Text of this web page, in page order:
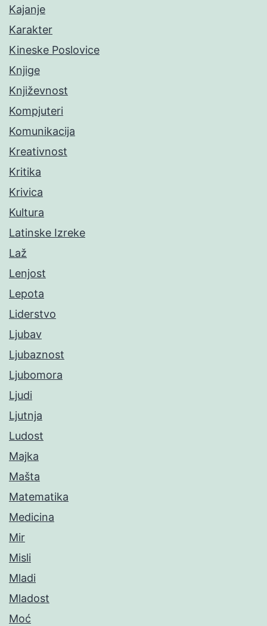
Kajanje
Karakter
Kineske Poslovice
Knjige
Književnost
Kompjuteri
Komunikacija
Kreativnost
Kritika
Krivica
Kultura
Latinske Izreke
Laž
Lenjost
Lepota
Liderstvo
Ljubav
Ljubaznost
Ljubomora
Ljudi
Ljutnja
Ludost
Majka
Mašta
Matematika
Medicina
Mir
Misli
Mladi
Mladost
Moć